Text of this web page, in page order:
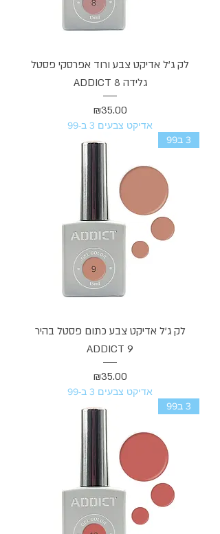
לק ג'ל אדיקט צבע ורוד אפרסקי פסטל
גלידה ADDICT 8
מחיר
₪35.00
אדיקט צבעים 3 ב-99
3 ב99
לק ג'ל אדיקט צבע כתום פסטל בהיר
ADDICT 9
מחיר
₪35.00
אדיקט צבעים 3 ב-99
3 ב99